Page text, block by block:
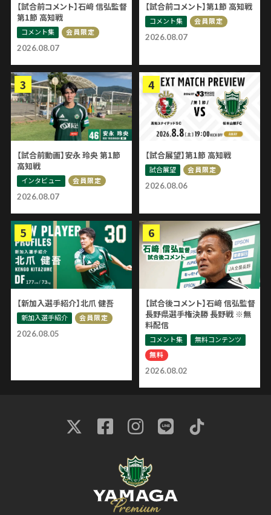
2026.08.07
【試合前コメント】石﨑 信弘監督
第1節 高知戦
コメント集 会員限定
2026.08.07
【試合前コメント】第1節 高知戦
コメント集 会員限定
2026.08.07
【試合前動画】安永 玲央 第1節
高知戦
インタビュー 会員限定
2026.08.06
【試合展望】第1節 高知戦
試合展望 会員限定
2026.08.05
【新加入選手紹介】北爪 健吾
新加入選手紹介 会員限定
2026.08.02
【試合後コメント】石﨑 信弘監督
長野県選手権決勝 長野戦 ※無
料配信
コメント集
無料コンテンツ
無料